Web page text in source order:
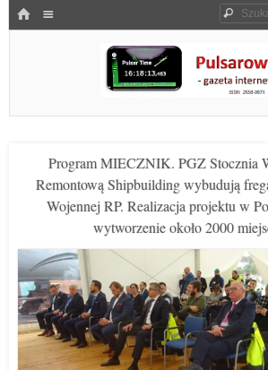
HOME
Pulsarowy.pl
Program MIECZNIK. PGZ Stocznia
Remontową Shipbuilding wybudują
Wojennej RP. Realizacja projektu w
wytworzenie około 2000